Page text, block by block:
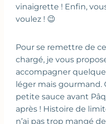
vinaigrette ! Enfin,
voulez ! 😉
Pour se remettre de
chargé, je vous
accompagner
léger mais
petite sauce avant
après ! Histoire de
n’ai pas trop mangé